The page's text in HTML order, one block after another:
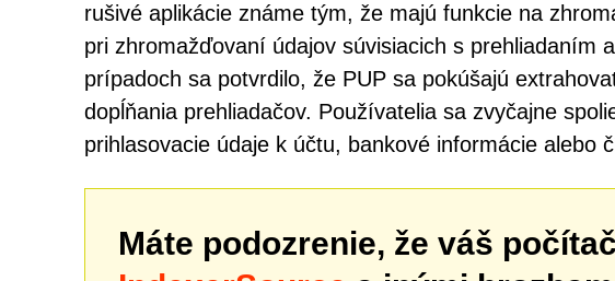
rušivé aplikácie známe tým, že majú funkcie na
pri zhromažďovaní údajov súvisiacich s prehliadaním
prípadoch sa potvrdilo, že PUP sa pokúšajú
dopĺňania prehliadačov. Používatelia sa zvyčajne
prihlasovacie údaje k účtu, bankové informácie alebo
Máte podozrenie, že váš